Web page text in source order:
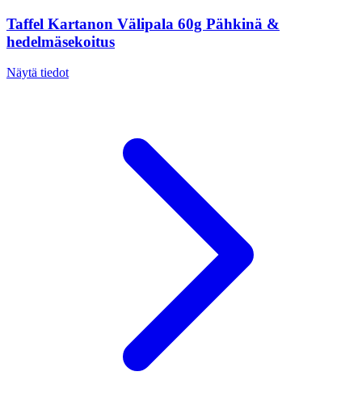
Taffel Kartanon Välipala 60g Pähkinä &
hedelmäsekoitus
Näytä tiedot